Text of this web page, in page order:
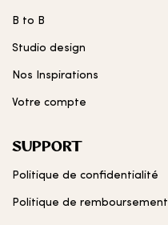
B to B
Studio design
Nos Inspirations
Votre compte
SUPPORT
Politique de confidentialité
Politique de remboursement